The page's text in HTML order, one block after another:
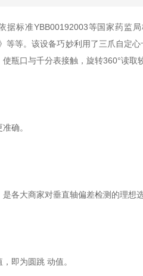
标准YBB00192003等国家药监
等。该设备巧妙利用了三爪自定
瓶口与千分表接触，旋转360°读取
确。
大商家对垂直轴偏差检测的理想选
即为圆跳 动值。